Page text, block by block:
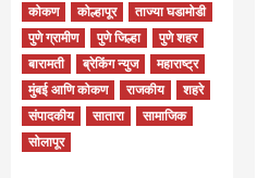
कोकण कोल्हापूर
ताज्या घडामोडी
पुणे ग्रामीण
पुणे जिल्हा
पुणे शहर
बारामती
ब्रेकिंग न्युज
महाराष्ट्र
मुंबई आणि कोकण
राजकीय
शहरे
संपादकीय
सातारा
सामाजिक
सोलापूर